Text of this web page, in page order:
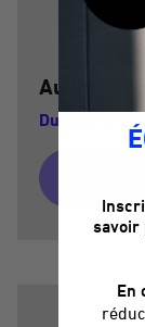
Au lieu de
Du sparst
savoir
En